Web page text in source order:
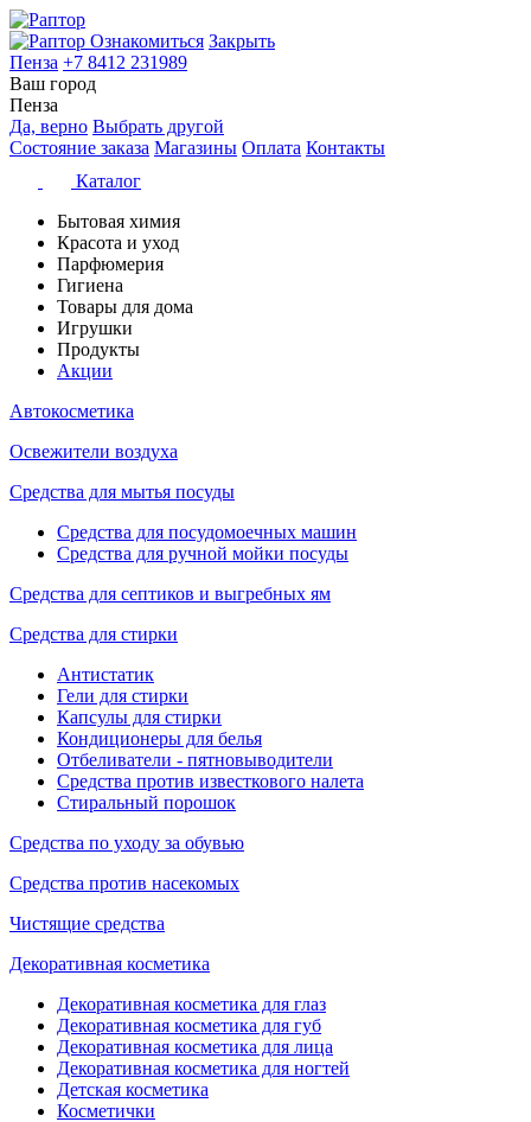
Ознакомиться Закрыть
Пенза +7 8412 231989
Ваш город
Пенза
Да, верно Выбрать другой
Состояние заказа Магазины Оплата Контакты
Каталог
Бытовая химия
Красота и уход
Парфюмерия
Гигиена
Товары для дома
Игрушки
Продукты
Акции
Автокосметика
Освежители воздуха
Средства для мытья посуды
Средства для посудомоечных машин
Средства для ручной мойки посуды
Средства для септиков и выгребных ям
Средства для стирки
Антистатик
Гели для стирки
Капсулы для стирки
Кондиционеры для белья
Отбеливатели - пятновыводители
Средства против известкового налета
Стиральный порошок
Средства по уходу за обувью
Средства против насекомых
Чистящие средства
Декоративная косметика
Декоративная косметика для глаз
Декоративная косметика для губ
Декоративная косметика для лица
Декоративная косметика для ногтей
Детская косметика
Косметички